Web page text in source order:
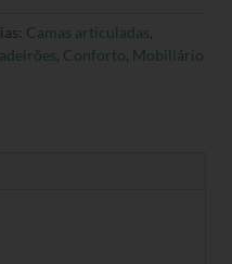
Camas articuladas,
, Conforto, Mobiliário